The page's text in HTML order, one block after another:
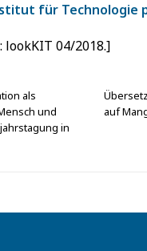
für Technologie
lookKIT 04/2018.]
als
und
in
auf